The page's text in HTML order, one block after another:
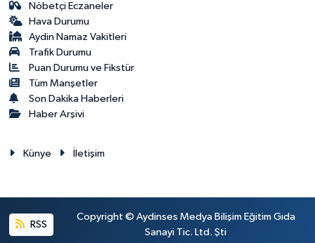
Nöbetçi Eczaneler
Hava Durumu
Aydin Namaz Vakitleri
Trafik Durumu
Puan Durumu ve Fikstür
Tüm Manşetler
Son Dakika Haberleri
Haber Arşivi
Künye İletişim
RSS
Copyright © Aydinses Medya Bilişim Eğitim Gıda
Sanayi Tic. Ltd. Şti